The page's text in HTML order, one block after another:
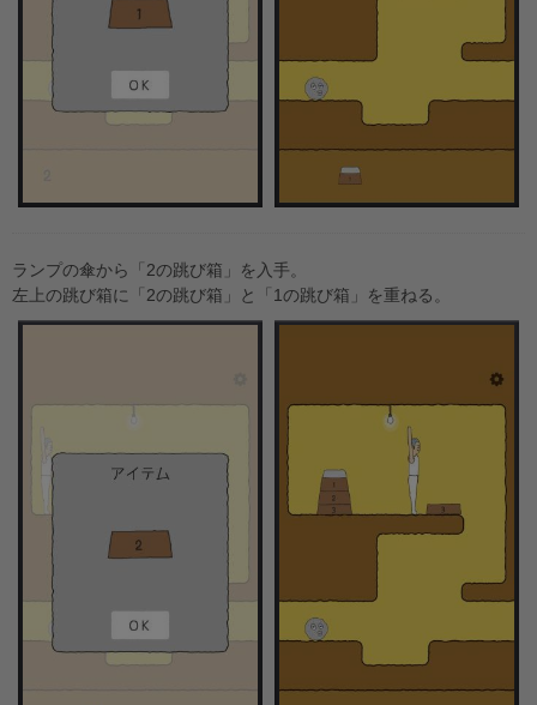
ランプの傘から「2の跳び箱」を入手。
左上の跳び箱に「2の跳び箱」と「1の跳び箱」を重ねる。